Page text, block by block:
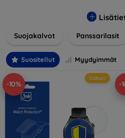
turvallisuuden ja pidentävät
kun taas kalvot suojaavat
suojaa investointisi
Valikoimassamme on tuotteita,
useiden eri merkkien ja mallien
jokainen asiakas löytää
Suojakalvot Panssarilasit
Suositellut Myydyimmät
-10%
Uutuus
-